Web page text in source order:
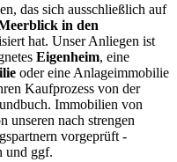
das sich ausschließlich auf
in den
hat. Unser Anliegen ist
Eigenheim, eine
oder eine Anlageimmobilie
Kaufprozess von der
Immobilien von
unseren nach strengen
vorgeprüft -
und ggf.